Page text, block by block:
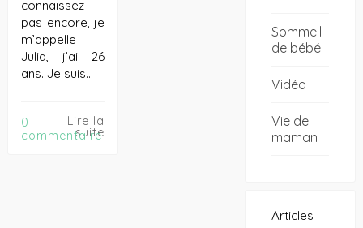
connaissez
pas encore, je
m’appelle
Julia, j’ai 26
ans. Je suis…
0
commentaire
Lire la
suite
Sommeil
de bébé
Vidéo
Vie de
maman
Articles